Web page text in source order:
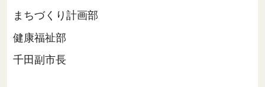
まちづくり計画部
健康福祉部
千田副市長